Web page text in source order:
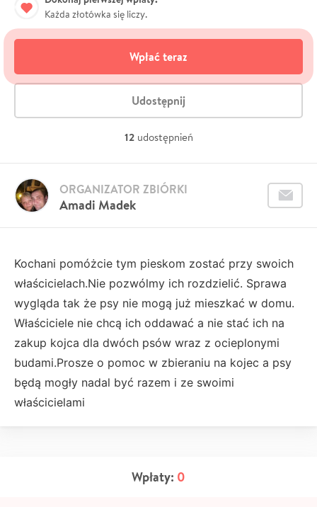
Każda złotówka się liczy.
Wpłać teraz
Udostępnij
12 udostępnień
Amadi Madek
ORGANIZATOR ZBIÓRKI
Kochani pomóżcie tym pieskom zostać przy swoich
właścicielach.Nie pozwólmy ich rozdzielić. Sprawa
wygląda tak że psy nie mogą już mieszkać w domu.
Właściciele nie chcą ich oddawać a nie stać ich na
zakup kojca dla dwóch psów wraz z ocieplonymi
budami.Prosze o pomoc w zbieraniu na kojec a psy
będą mogły nadal być razem i ze swoimi
właścicielami
Wpłaty: 0